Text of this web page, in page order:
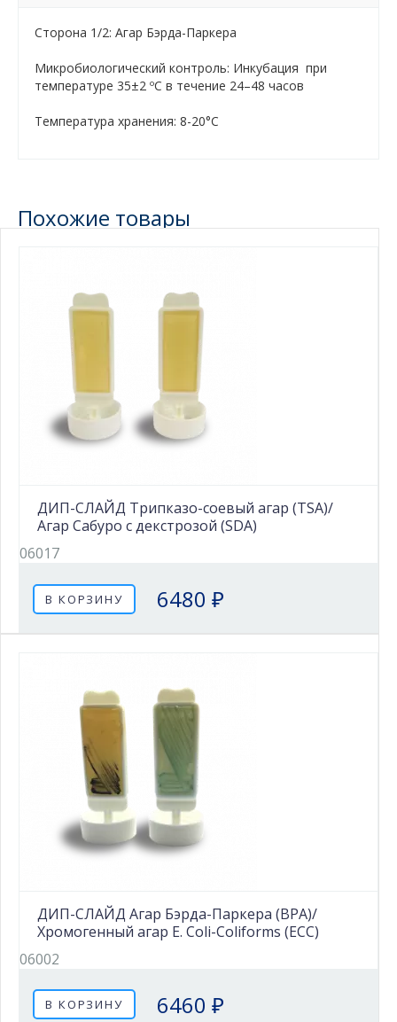
Сторона 1/2: Агар Бэрда-Паркера
Микробиологический контроль: Инкубация при
температуре 35±2 ºC в течение 24–48 часов
Tемпература хранения: 8-20°С
Похожие товары
ДИП-СЛАЙД Трипказо-соевый агар (TSA)/
Агар Сабуро с декстрозой (SDA)
06017
В КОРЗИНУ 6480 ₽
ДИП-СЛАЙД Агар Бэрда-Паркера (BPA)/
Хромогенный агар E. Coli-Coliforms (ECC)
06002
В КОРЗИНУ 6460 ₽